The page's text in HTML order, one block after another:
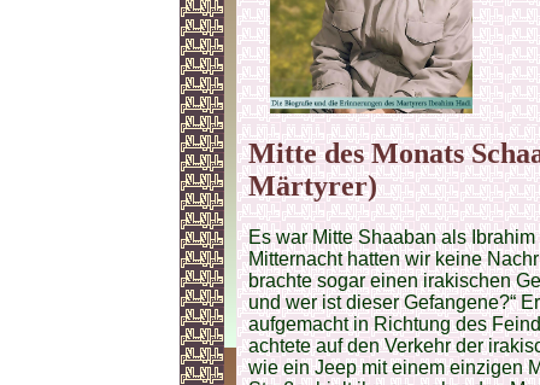
Mitte des Monats
Märtyrer)
Es war Mitte Shaaban als
Mitternacht hatten wir keine
brachte sogar einen irakischen
und wer ist dieser Gefangene?“
aufgemacht in Richtung des
achtete auf den Verkehr der
wie ein Jeep mit einem einzigen